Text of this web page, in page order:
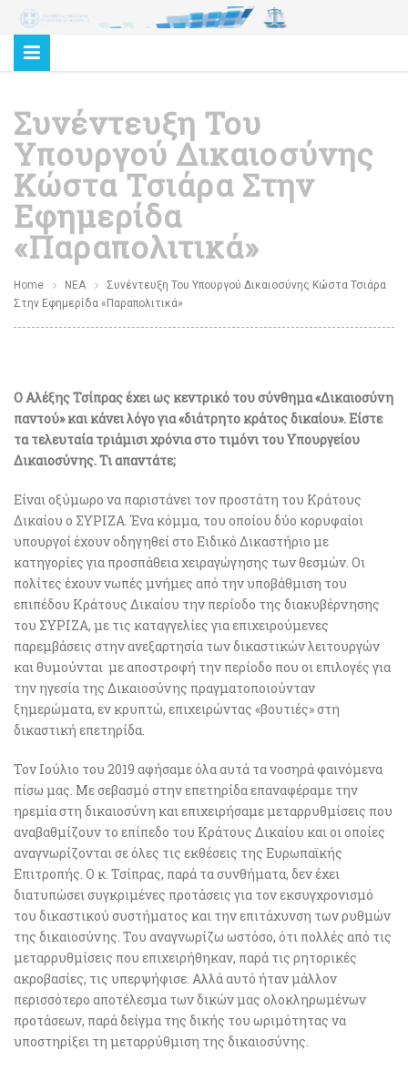
Συνέντευξη Του
Υπουργού Δικαιοσύνης
Κώστα Τσιάρα Στην
Εφημερίδα
«Παραπολιτικά»
Home ΝΕΑ
Συνέντευξη Του Υπουργού Δικαιοσύνης Κώστα Τσιάρα
Στην Εφημερίδα «Παραπολιτικά»
Ο Αλέξης Τσίπρας έχει ως κεντρικό του σύνθημα «Δικαιοσύνη
παντού» και κάνει λόγο για «διάτρητο κράτος δικαίου». Είστε
τα τελευταία τριάμισι χρόνια στο τιμόνι του Υπουργείου
Δικαιοσύνης. Τι απαντάτε;
Είναι οξύμωρο να παριστάνει τον προστάτη του Κράτους
Δικαίου ο ΣΥΡΙΖΑ. Ένα κόμμα, του οποίου δύο κορυφαίοι
υπουργοί έχουν οδηγηθεί στο Ειδικό Δικαστήριο με
κατηγορίες για προσπάθεια χειραγώγησης των θεσμών. Οι
πολίτες έχουν νωπές μνήμες από την υποβάθμιση του
επιπέδου Κράτους Δικαίου την περίοδο της διακυβέρνησης
του ΣΥΡΙΖΑ, με τις καταγγελίες για επιχειρούμενες
παρεμβάσεις στην ανεξαρτησία των δικαστικών λειτουργών
και θυμούνται με αποστροφή την περίοδο που οι επιλογές για
την ηγεσία της Δικαιοσύνης πραγματοποιούνταν
ξημερώματα, εν κρυπτώ, επιχειρώντας «βουτιές» στη
δικαστική επετηρίδα.
Τον Ιούλιο του 2019 αφήσαμε όλα αυτά τα νοσηρά φαινόμενα
πίσω μας. Με σεβασμό στην επετηρίδα επαναφέραμε την
ηρεμία στη δικαιοσύνη και επιχειρήσαμε μεταρρυθμίσεις που
αναβαθμίζουν το επίπεδο του Κράτους Δικαίου και οι οποίες
αναγνωρίζονται σε όλες τις εκθέσεις της Ευρωπαϊκής
Επιτροπής. Ο κ. Τσίπρας, παρά τα συνθήματα, δεν έχει
διατυπώσει συγκριμένες προτάσεις για τον εκσυγχρονισμό
του δικαστικού συστήματος και την επιτάχυνση των ρυθμών
της δικαιοσύνης. Του αναγνωρίζω ωστόσο, ότι πολλές από τις
μεταρρυθμίσεις που επιχειρήθηκαν, παρά τις ρητορικές
ακροβασίες, τις υπερψήφισε. Αλλά αυτό ήταν μάλλον
περισσότερο αποτέλεσμα των δικών μας ολοκληρωμένων
προτάσεων, παρά δείγμα της δικής του ωριμότητας να
υποστηρίξει τη μεταρρύθμιση της δικαιοσύνης.